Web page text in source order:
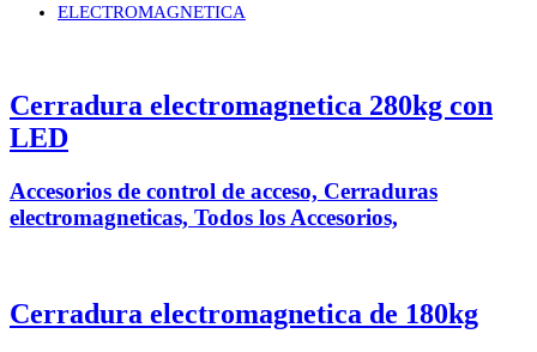
ELECTROMAGNETICA
Cerradura electromagnetica 280kg con
LED
Accesorios de control de acceso, Cerraduras
electromagneticas, Todos los Accesorios,
Cerradura electromagnetica de 180kg